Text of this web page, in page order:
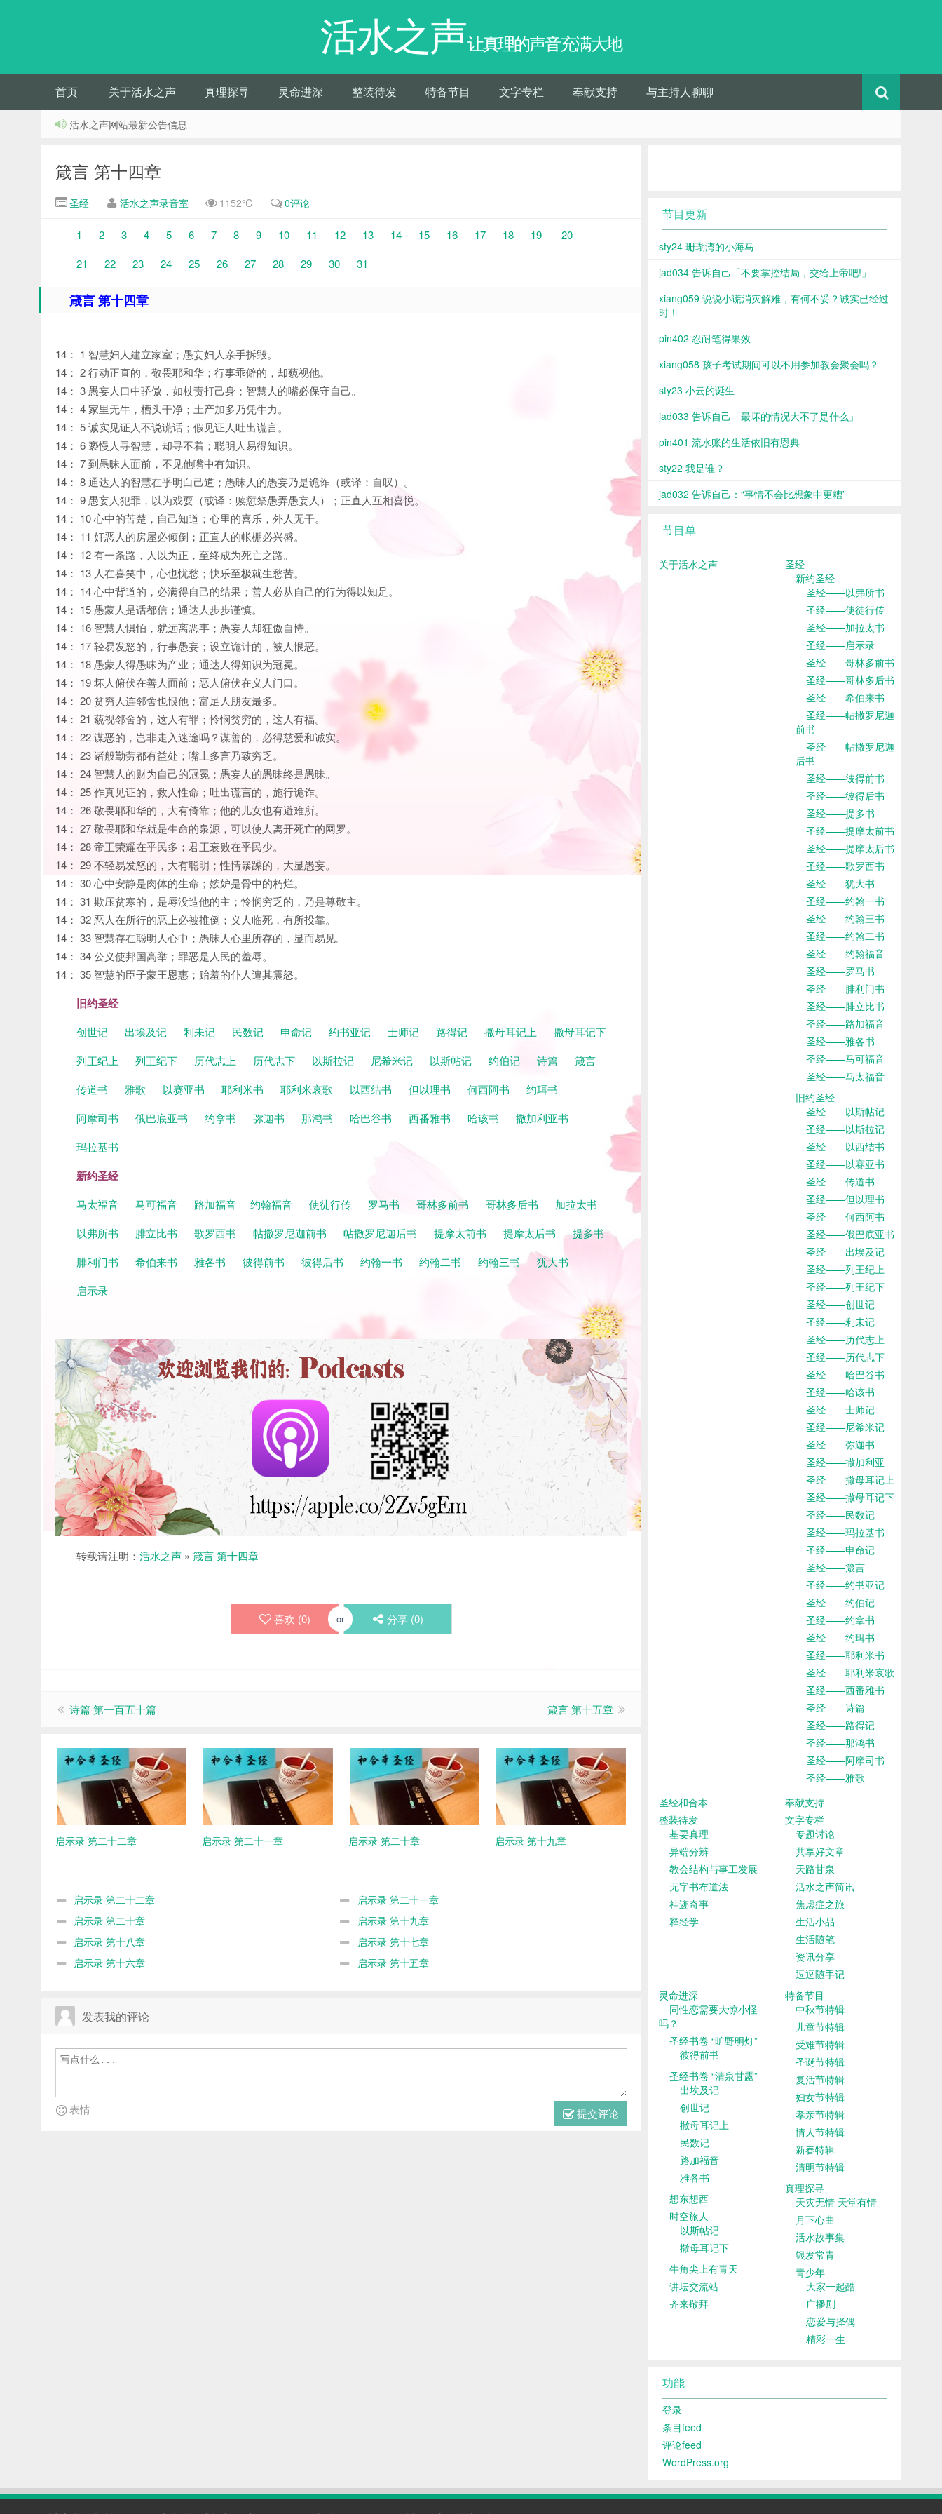
活水之声让真理的声音充满大地
首页 关于活水之声 真理探寻 灵命进深 整装待发 特备节目 文字专栏 奉献支持 与主持人聊聊
活水之声网站最新公告信息
箴言 第十四章
圣经 活水之声录音室 1152℃ 0评论
1 2 3 4 5 6 7 8 9 10 11 12 13 14 15 16 17 18 19
20
21
22 23 24 25 26 27 28 29 30 31
箴言 第十四章
14： 1 智慧妇人建立家室；愚妄妇人亲手拆毁。
14： 2 行动正直的，敬畏耶和华；行事乖僻的，却藐视他。
14： 3 愚妄人口中骄傲，如杖责打己身；智慧人的嘴必保守自己。
14： 4 家里无牛，槽头干净；土产加多乃凭牛力。
14： 5 诚实见证人不说谎话；假见证人吐出谎言。
14： 6 亵慢人寻智慧，却寻不着；聪明人易得知识。
14： 7 到愚昧人面前，不见他嘴中有知识。
14： 8 通达人的智慧在乎明白己道；愚昧人的愚妄乃是诡诈（或译：自叹）。
14： 9 愚妄人犯罪，以为戏耍（或译：赎愆祭愚弄愚妄人）；正直人互相喜悦。
14： 10 心中的苦楚，自己知道；心里的喜乐，外人无干。
14： 11 奸恶人的房屋必倾倒；正直人的帐棚必兴盛。
14： 12 有一条路，人以为正，至终成为死亡之路。
14： 13 人在喜笑中，心也忧愁；快乐至极就生愁苦。
14： 14 心中背道的，必满得自己的结果；善人必从自己的行为得以知足。
14： 15 愚蒙人是话都信；通达人步步谨慎。
14： 16 智慧人惧怕，就远离恶事；愚妄人却狂傲自恃。
14： 17 轻易发怒的，行事愚妄；设立诡计的，被人恨恶。
14： 18 愚蒙人得愚昧为产业；通达人得知识为冠冕。
14： 19 坏人俯伏在善人面前；恶人俯伏在义人门口。
14： 20 贫穷人连邻舍也恨他；富足人朋友最多。
14： 21 藐视邻舍的，这人有罪；怜悯贫穷的，这人有福。
14： 22 谋恶的，岂非走入迷途吗？谋善的，必得慈爱和诚实。
14： 23 诸般勤劳都有益处；嘴上多言乃致穷乏。
14： 24 智慧人的财为自己的冠冕；愚妄人的愚昧终是愚昧。
14： 25 作真见证的，救人性命；吐出谎言的，施行诡诈。
14： 26 敬畏耶和华的，大有倚靠；他的儿女也有避难所。
14： 27 敬畏耶和华就是生命的泉源，可以使人离开死亡的网罗。
14： 28 帝王荣耀在乎民多；君王衰败在乎民少。
14： 29 不轻易发怒的，大有聪明；性情暴躁的，大显愚妄。
14： 30 心中安静是肉体的生命；嫉妒是骨中的朽烂。
14： 31 欺压贫寒的，是辱没造他的主；怜悯穷乏的，乃是尊敬主。
14： 32 恶人在所行的恶上必被推倒；义人临死，有所投靠。
14： 33 智慧存在聪明人心中；愚昧人心里所存的，显而易见。
14： 34 公义使邦国高举；罪恶是人民的羞辱。
14： 35 智慧的臣子蒙王恩惠；贻羞的仆人遭其震怒。
旧约圣经
创世记 出埃及记 利未记 民数记 申命记 约书亚记 士师记 路得记 撒母耳记上
撒母耳记下
列王纪上
列王纪下 历代志上 历代志下 以斯拉记 尼希米记 以斯帖记 约伯记 诗篇
箴言
传道书
雅歌 以赛亚书 耶利米书 耶利米哀歌 以西结书 但以理书 何西阿书
约珥书
阿摩司书
俄巴底亚书 约拿书 弥迦书 那鸿书 哈巴谷书 西番雅书 哈该书
撒加利亚书
玛拉基书
新约圣经
马太福音 马可福音 路加福音 约翰福音 使徒行传 罗马书 哥林多前书 哥林多后书
加拉太书
以弗所书
腓立比书 歌罗西书 帖撒罗尼迦前书 帖撒罗尼迦后书 提摩太前书 提摩太后书
提多书
腓利门书
希伯来书 雅各书 彼得前书 彼得后书 约翰一书 约翰二书 约翰三书
犹大书
启示录
转载请注明： 活水之声 » 箴言 第十四章
喜欢 (0) or 分享 (0)
诗篇 第一百五十篇 箴言 第十五章
启示录 第二十二章 启示录 第二十一章 启示录 第二十章 启示录 第十九章
启示录 第二十二章
启示录 第二十一章
启示录 第二十章
启示录 第十九章
启示录 第十八章
启示录 第十七章
启示录 第十六章
启示录 第十五章
发表我的评论
提交评论
表情
节目更新
sty24 珊瑚湾的小海马
jad034 告诉自己「不要掌控结局，交给上帝吧!」
xiang059 说说小谎消灾解难，有何不妥？诚实已经过
时！
pin402 忍耐笔得果效
xiang058 孩子考试期间可以不用参加教会聚会吗？
sty23 小云的诞生
jad033 告诉自己「最坏的情况大不了是什么」
pin401 流水账的生活依旧有恩典
sty22 我是谁？
jad032 告诉自己：“事情不会比想象中更糟”
节目单
关于活水之声
圣经
新约圣经
圣经——以弗所书
圣经——使徒行传
圣经——加拉太书
圣经——启示录
圣经——哥林多前书
圣经——哥林多后书
圣经——希伯来书
圣经——帖撒罗尼迦
前书
圣经——帖撒罗尼迦
后书
圣经——彼得前书
圣经——彼得后书
圣经——提多书
圣经——提摩太前书
圣经——提摩太后书
圣经——歌罗西书
圣经——犹大书
圣经——约翰一书
圣经——约翰三书
圣经——约翰二书
圣经——约翰福音
圣经——罗马书
圣经——腓利门书
圣经——腓立比书
圣经——路加福音
圣经——雅各书
圣经——马可福音
圣经——马太福音
旧约圣经
圣经——以斯帖记
圣经——以斯拉记
圣经——以西结书
圣经——以赛亚书
圣经——传道书
圣经——但以理书
圣经——何西阿书
圣经——俄巴底亚书
圣经——出埃及记
圣经——列王纪上
圣经——列王纪下
圣经——创世记
圣经——利未记
圣经——历代志上
圣经——历代志下
圣经——哈巴谷书
圣经——哈该书
圣经——士师记
圣经——尼希米记
圣经——弥迦书
圣经——撒加利亚
圣经——撒母耳记上
圣经——撒母耳记下
圣经——民数记
圣经——玛拉基书
圣经——申命记
圣经——箴言
圣经——约书亚记
圣经——约伯记
圣经——约拿书
圣经——约珥书
圣经——耶利米书
圣经——耶利米哀歌
圣经——西番雅书
圣经——诗篇
圣经——路得记
圣经——那鸿书
圣经——阿摩司书
圣经——雅歌
圣经和合本
奉献支持
整装待发
基要真理
异端分辨
教会结构与事工发展
无字书布道法
神迹奇事
释经学
文字专栏
专题讨论
共享好文章
天路甘泉
活水之声简讯
焦虑症之旅
生活小品
生活随笔
资讯分享
逗逗随手记
灵命进深
同性恋需要大惊小怪
吗？
圣经书卷 “旷野明灯”
彼得前书
圣经书卷 “清泉甘露”
出埃及记
创世记
撒母耳记上
民数记
路加福音
雅各书
想东想西
时空旅人
以斯帖记
撒母耳记下
牛角尖上有青天
讲坛交流站
齐来敬拜
特备节目
中秋节特辑
儿童节特辑
受难节特辑
圣诞节特辑
复活节特辑
妇女节特辑
孝亲节特辑
情人节特辑
新春特辑
清明节特辑
真理探寻
天灾无情 天堂有情
月下心曲
活水故事集
银发常青
青少年
大家一起酷
广播剧
恋爱与择偶
精彩一生
功能
登录
条目feed
评论feed
WordPress.org